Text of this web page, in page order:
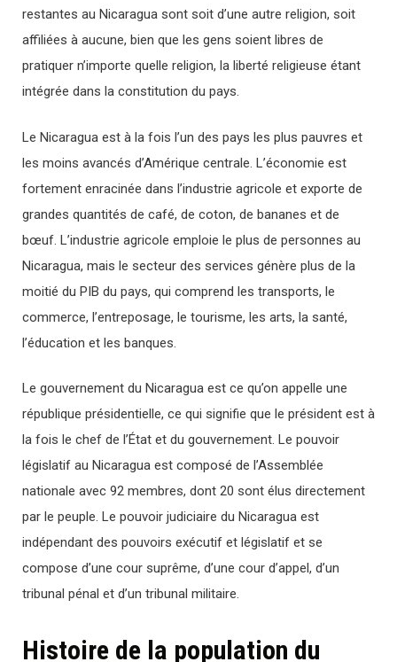
restantes au Nicaragua sont soit d’une autre religion, soit
affiliées à aucune, bien que les gens soient libres de
pratiquer n’importe quelle religion, la liberté religieuse étant
intégrée dans la constitution du pays.
Le Nicaragua est à la fois l’un des pays les plus pauvres et
les moins avancés d’Amérique centrale. L’économie est
fortement enracinée dans l’industrie agricole et exporte de
grandes quantités de café, de coton, de bananes et de
bœuf. L’industrie agricole emploie le plus de personnes au
Nicaragua, mais le secteur des services génère plus de la
moitié du PIB du pays, qui comprend les transports, le
commerce, l’entreposage, le tourisme, les arts, la santé,
l’éducation et les banques.
Le gouvernement du Nicaragua est ce qu’on appelle une
république présidentielle, ce qui signifie que le président est à
la fois le chef de l’État et du gouvernement. Le pouvoir
législatif au Nicaragua est composé de l’Assemblée
nationale avec 92 membres, dont 20 sont élus directement
par le peuple. Le pouvoir judiciaire du Nicaragua est
indépendant des pouvoirs exécutif et législatif et se
compose d’une cour suprême, d’une cour d’appel, d’un
tribunal pénal et d’un tribunal militaire.
Histoire de la population du